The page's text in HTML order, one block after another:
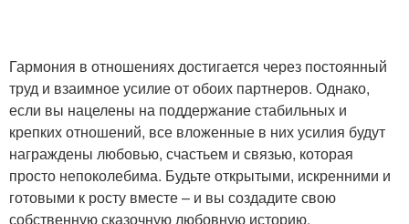
Гармония в отношениях достигается через постоянный
труд и взаимное усилие от обоих партнеров. Однако,
если вы нацелены на поддержание стабильных и
крепких отношений, все вложенные в них усилия будут
награждены любовью, счастьем и связью, которая
просто непоколебима. Будьте открытыми, искренними и
готовыми к росту вместе – и вы создадите свою
собственную сказочную любовную историю.